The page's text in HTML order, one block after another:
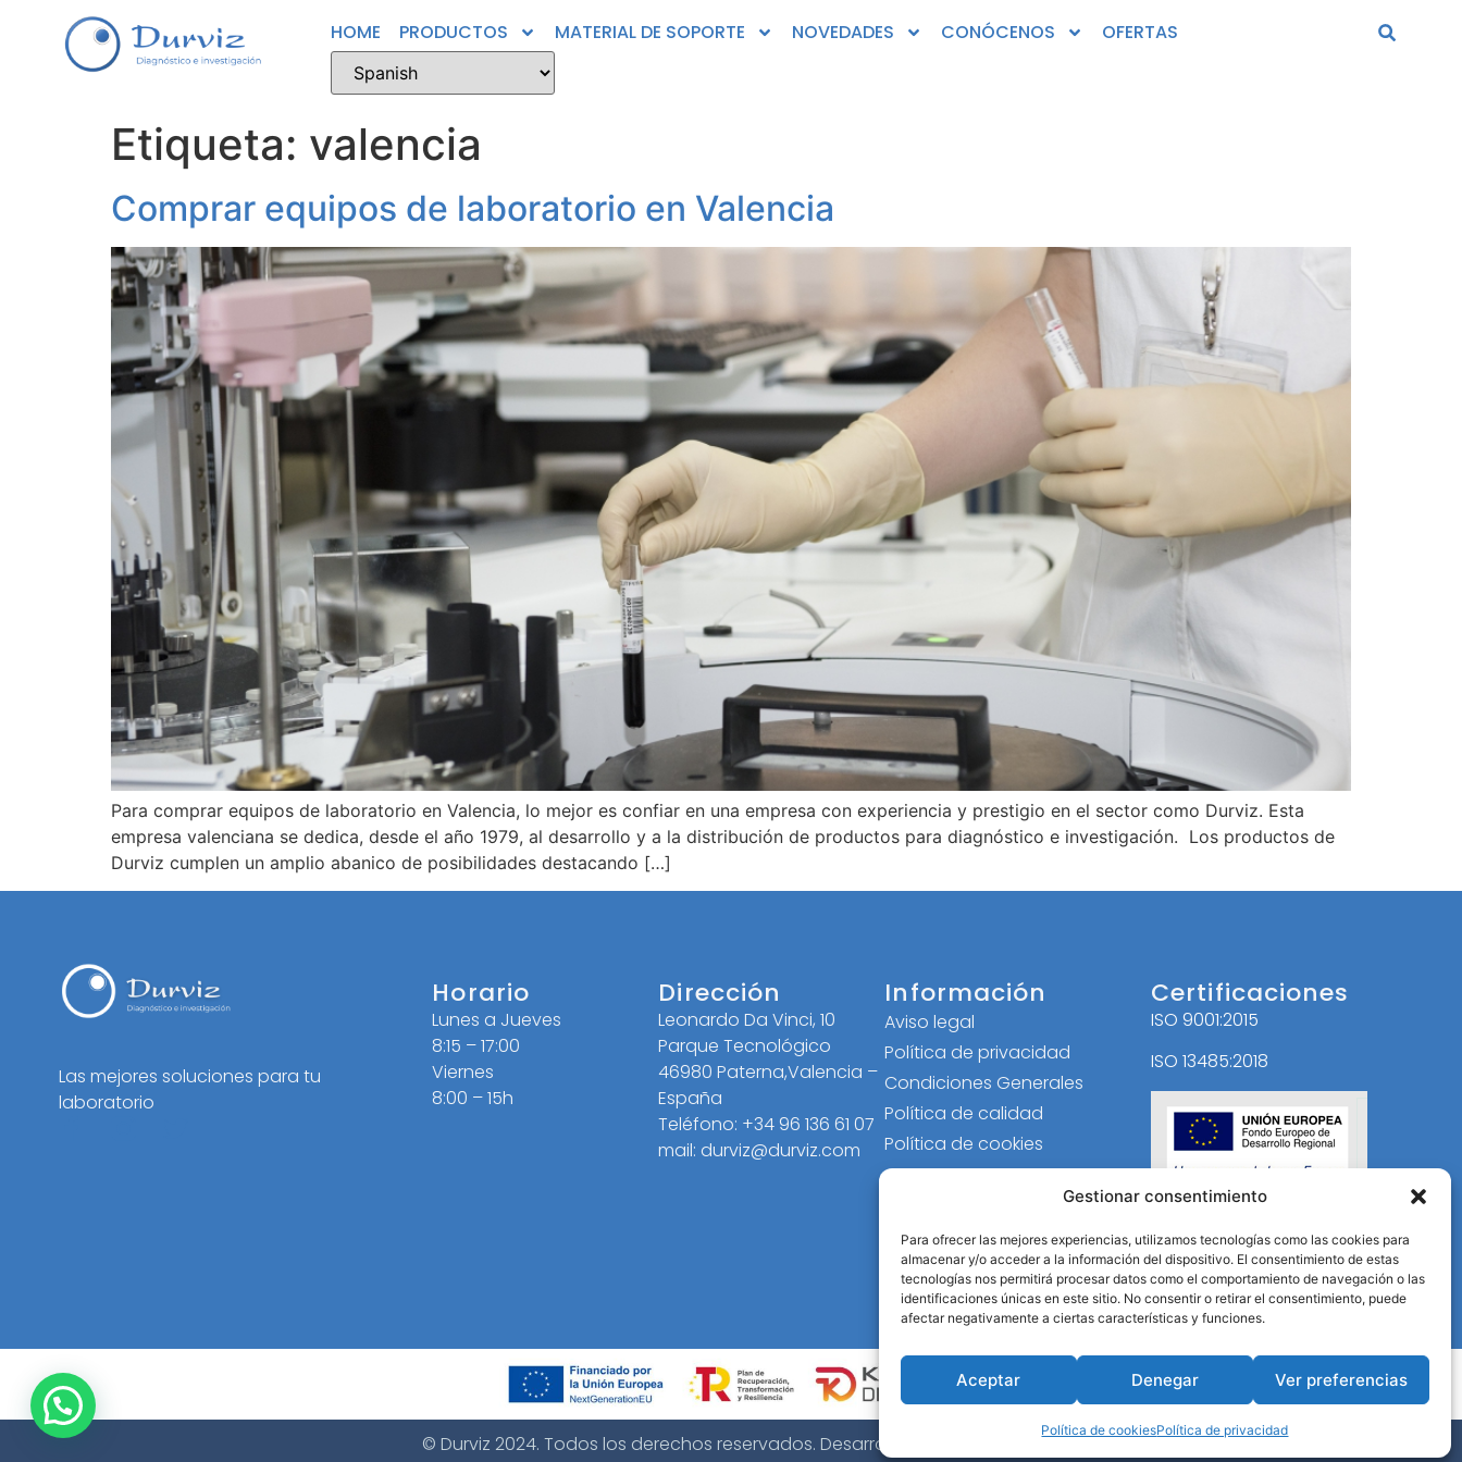
Gestionar consentimiento
Para ofrecer las mejores experiencias, utilizamos tecnologías como las cookies para
almacenar y/o acceder a la información del dispositivo. El consentimiento de estas
tecnologías nos permitirá procesar datos como el comportamiento de navegación o las
identificaciones únicas en este sitio. No consentir o retirar el consentimiento, puede
afectar negativamente a ciertas características y funciones.
Aceptar Denegar Ver preferencias
Política de cookiesPolítica de privacidad
HOME PRODUCTOS MATERIAL DE SOPORTE NOVEDADES CONÓCENOS OFERTAS
Etiqueta: valencia
Comprar equipos de laboratorio en Valencia
Para comprar equipos de laboratorio en Valencia, lo mejor es confiar en una empresa con experiencia y prestigio en el sector como Durviz. Esta
empresa valenciana se dedica, desde el año 1979, al desarrollo y a la distribución de productos para diagnóstico e investigación. Los productos de
Durviz cumplen un amplio abanico de posibilidades destacando […]
Las mejores soluciones para tu
laboratorio
Horario
Lunes a Jueves
8:15 – 17:00
Viernes
8:00 – 15h
Dirección
Leonardo Da Vinci, 10
Parque Tecnológico
46980 Paterna,Valencia –
España
Teléfono: +34 96 136 61 07
mail: durviz@durviz.com
Información
Aviso legal
Política de privacidad
Condiciones Generales
Política de calidad
Política de cookies
Certificaciones
ISO 9001:2015
ISO 13485:2018
© Durviz 2024. Todos los derechos reservados. Desarrollo web